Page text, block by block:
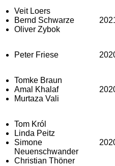
Veit Loers
Bernd Schwarze
Oliver Zybok
Peter Friese
Tomke Braun
Amal Khalaf
Murtaza Vali
Tom Król
Linda Peitz
Simone
Neuenschwander
Christian Thöner